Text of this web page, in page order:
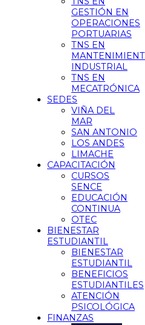
GESTIÓN EN
OPERACIONES
PORTUARIAS
TNS EN
INDUSTRIAL
TNS EN
MECATRÓNICA
SEDES
VIÑA DEL
MAR
SAN ANTONIO
LOS ANDES
LIMACHE
CAPACITACIÓN
CURSOS
SENCE
EDUCACIÓN
CONTINUA
OTEC
BIENESTAR
ESTUDIANTIL
BIENESTAR
ESTUDIANTIL
BENEFICIOS
ESTUDIANTILES
ATENCIÓN
PSICOLÓGICA
FINANZAS